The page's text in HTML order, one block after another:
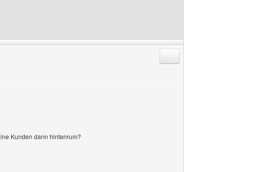
Kunden dann hintenrum?